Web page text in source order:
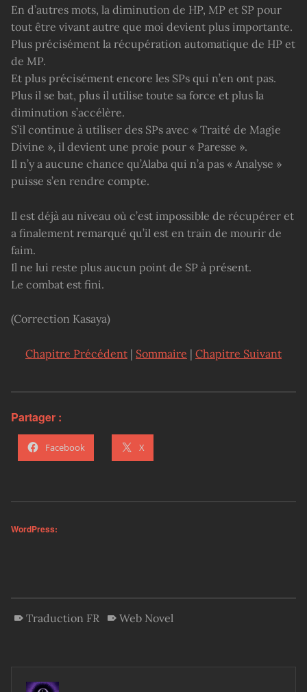
En d’autres mots, la diminution de HP, MP et SP pour
tout être vivant autre que moi devient plus importante.
Plus précisément la récupération automatique de HP et
de MP.
Et plus précisément encore les SPs qui n’en ont pas.
Plus il se bat, plus il utilise toute sa force et plus la
diminution s’accélère.
S’il continue à utiliser des SPs avec « Traité de Magie
Divine », il devient une proie pour « Paresse ».
Il n’y a aucune chance qu’Alaba qui n’a pas « Analyse »
puisse s’en rendre compte.
Il est déjà au niveau où c’est impossible de récupérer et
a finalement remarqué qu’il est en train de mourir de
faim.
Il ne lui reste plus aucun point de SP à présent.
Le combat est fini.
(Correction Kasaya)
Chapitre Précédent | Sommaire | Chapitre Suivant
Partager :
Facebook X
WordPress:
Traduction FR Web Novel